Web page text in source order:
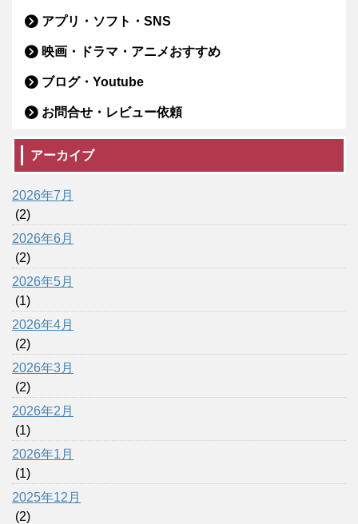
アプリ・ソフト・SNS
映画・ドラマ・アニメおすすめ
ブログ・Youtube
お問合せ・レビュー依頼
アーカイブ
2026年7月
(2)
2026年6月
(2)
2026年5月
(1)
2026年4月
(2)
2026年3月
(2)
2026年2月
(1)
2026年1月
(1)
2025年12月
(2)